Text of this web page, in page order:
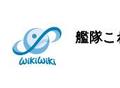
艦隊